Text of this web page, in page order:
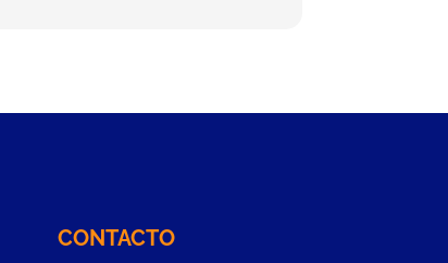
CONTACTO